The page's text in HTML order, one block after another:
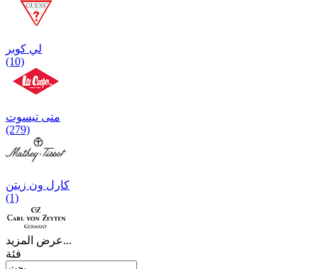
لي كوبر
(10)
متی تیسوت
(279)
کارل ون زیتن
(1)
عرض المزيد...
فئة